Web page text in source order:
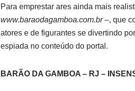
Para emprestar ares ainda mais
www.baraodagamboa.com.br–, que
atores e de figurantes se divertindo
espiada no conteúdo do portal.
BARÃO DA GAMBOA – RJ –